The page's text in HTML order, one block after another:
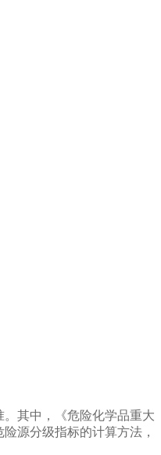
其中，《危险化学品重大
源分级指标的计算方法，